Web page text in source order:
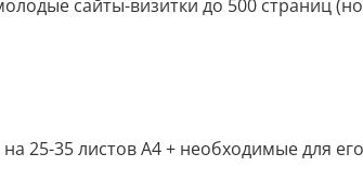
сайты-визитки до 500 страниц
25-35 листов А4 + необходимые для